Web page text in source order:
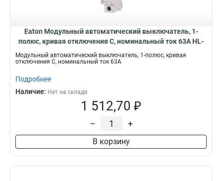
Eaton Модульный автоматический выключатель, 1-
полюс, кривая отключения C, номинальный ток 63А HL-
Модульный автоматический выключатель, 1-полюс, кривая
отключения C, номинальный ток 63А
Подробнее
Наличие: Нет на складе
1 512,70 ₽
– +
В корзину